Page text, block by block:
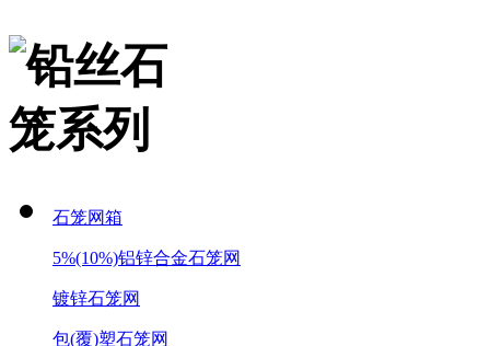
石笼网箱
5%(10%)铝锌合金石笼网
镀锌石笼网
包(覆)塑石笼网